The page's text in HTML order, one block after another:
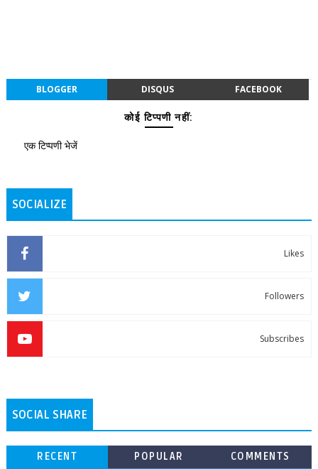
BLOGGER DISQUS FACEBOOK
कोई टिप्पणी नहीं:
एक टिप्पणी भेजें
SOCIALIZE
Likes
Followers
Subscribes
SOCIAL SHARE
RECENT POPULAR COMMENTS